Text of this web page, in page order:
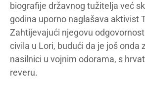
biografije državnog tužitelja već
godina uporno naglašava aktivist
Zahtijevajući njegovu
civila u Lori, budući da je još onda
nasilnici u vojnim odorama, s
reveru.